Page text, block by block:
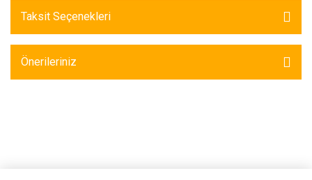
Taksit Seçenekleri
Önerileriniz